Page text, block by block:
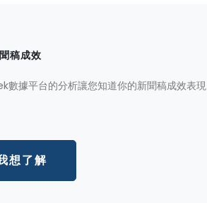
稿成效
數據平台的分析讓您知道你的新聞稿成效表現
想了解